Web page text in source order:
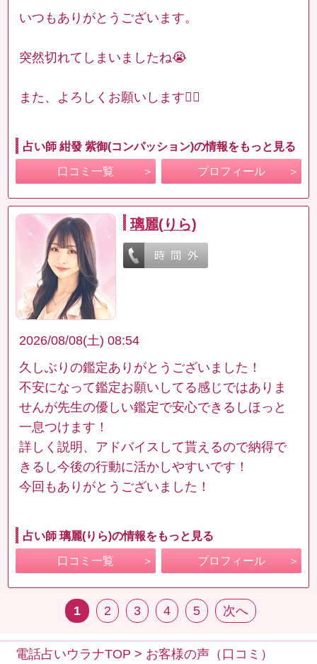
いつもありがとうございます。
突然切れてしまいましたね😭
また、よろしくお願いします🙇‍♀️
占い師 紺發 紫御(コンパッション)の情報をもっと見る
口コミ一覧 プロフィール
璃麗(りら)
2026/08/08(土) 08:54
久しぶりの鑑定ありがとうございました！
不安になって鑑定お願いしてる感じではありま
せんが先生の優しい鑑定で安心できるしほっと
一息つけます！
詳しく説明、アドバイスして貰えるので納得で
きるし今後の行動に活かしやすいです！
今回もありがとうございました！
占い師 璃麗(りら)の情報をもっと見る
口コミ一覧 プロフィール
1 2 3 4 5 次へ
電話占いウラナTOP > お客様の声（口コミ）